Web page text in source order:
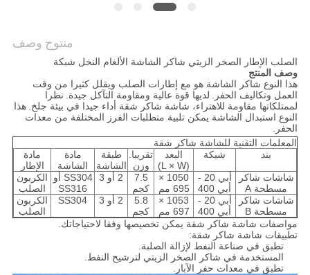
منتوج وصف
الصلب الإطار الصخر الزيتي شاكر الشاشة الألغام النخل شبكة
وصف المنتج
هذا النوع شاكر الشاشة هو مع إطارات الصلب ويقلل كثيرا من وقت
العمل وتكاليف الحفر. لديها قوة عالية ومقاومة التآكل جيدة. نظرا
لممتلكاتها مقاومة للاهتراء، شاشة شاكر شقة أداء جيدا في بيئة جلخ. هذا
النوع استبدال الشاشة يمكن تلبية متطلبات الفرز المختلفة من معدات
الحفر.
المعلمات التقنية للشاشة شاكر شقة
بند
شبكة
البعد
(L × W)
تقريبا.
وزن
طبقة
الشاشة
مادة
الشاشة
مادة
الإطار
شاشات شاكر
مسطحة A
أبي 20 -
أبي 400
1050 ×
695 مم
7.5
كجم
2 أو 3
SS304 أو
SS316
الكربون
الصلب
شاشات شاكر
مسطحة B
أبي 20 -
أبي 400
1053 ×
697 مم
5.8
كجم
2 أو 3 SS304
الكربون
الصلب
مواصفات شاشة شاكر شقة يمكن تخصيصها وفقا لاحتياجاتك.
تطبيقات شاشة شاكر شقة:
تطبق في صناعة النفط لإزالة الصلبة.
المستخدمة في شاكر الصخر الزيتي لترشيح النفط.
تطبق في معدات حفر الآبار.